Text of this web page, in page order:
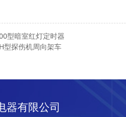
型暗室红灯定时器
型探伤机周向架车
器有限公司